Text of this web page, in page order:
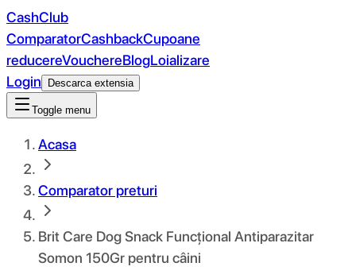
CashClub
ComparatorCashbackCupoane
reducereVouchereBlogLoializare
Login
Descarca extensia
Toggle menu
Acasa
Comparator preturi
Brit Care Dog Snack Funcțional Antiparazitar
Somon 150Gr pentru câini